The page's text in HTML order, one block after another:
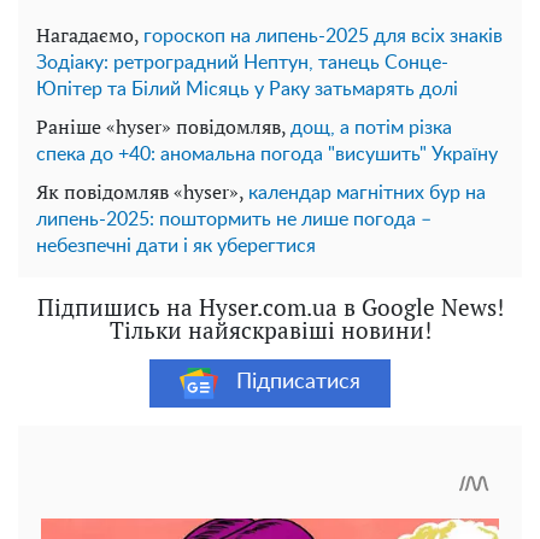
Нагадаємо, гороскоп на липень-2025 для всіх знаків
Зодіаку: ретроградний Нептун, танець Сонце-
Юпітер та Білий Місяць у Раку затьмарять долі
Раніше «hyser» повідомляв, дощ, а потім різка
спека до +40: аномальна погода "висушить" Україну
Як повідомляв «hyser», календар магнітних бур на
липень-2025: поштормить не лише погода –
небезпечні дати і як уберегтися
Підпишись на Hyser.com.ua в Google News!
Тільки найяскравіші новини!
Підписатися